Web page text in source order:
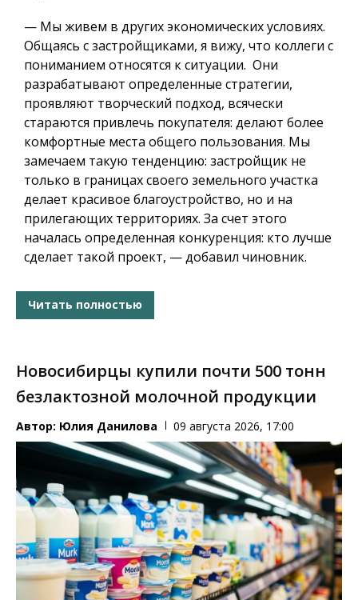
— Мы живем в других экономических условиях.
Общаясь с застройщиками, я вижу, что коллеги с
пониманием относятся к ситуации. Они
разрабатывают определенные стратегии,
проявляют творческий подход, всячески
стараются привлечь покупателя: делают более
комфортные места общего пользования. Мы
замечаем такую тенденцию: застройщик не
только в границах своего земельного участка
делает красивое благоустройство, но и на
прилегающих территориях. За счет этого
началась определенная конкуренция: кто лучше
сделает такой проект, — добавил чиновник.
Читать полностью
Новосибирцы купили почти 500 тонн
безлактозной молочной продукции
Автор: Юлия Данилова 09 августа 2026, 17:00